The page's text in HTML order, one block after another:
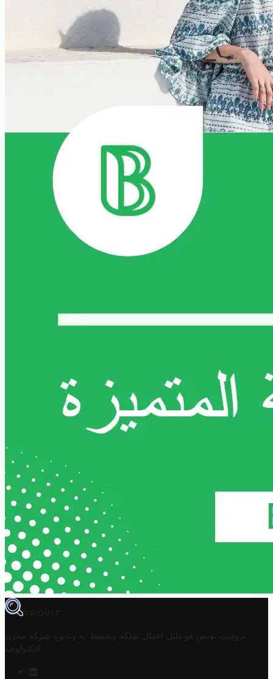
TROVIT
تروفيت تونس هو دليل أعمال تملكه وتحتفظ به وتديره
شركة مخزن
التكنولوجيا